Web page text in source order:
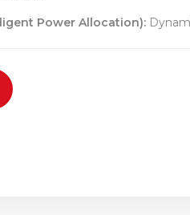
Power Allocation):